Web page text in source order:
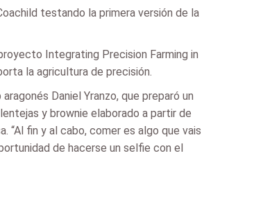
testando la primera versión de la
Integrating Precision Farming in
la agricultura de precisión.
Daniel Yranzo, que preparó un
y brownie elaborado a partir de
“Al fin y al cabo, comer es algo que vais
de hacerse un selfie con el